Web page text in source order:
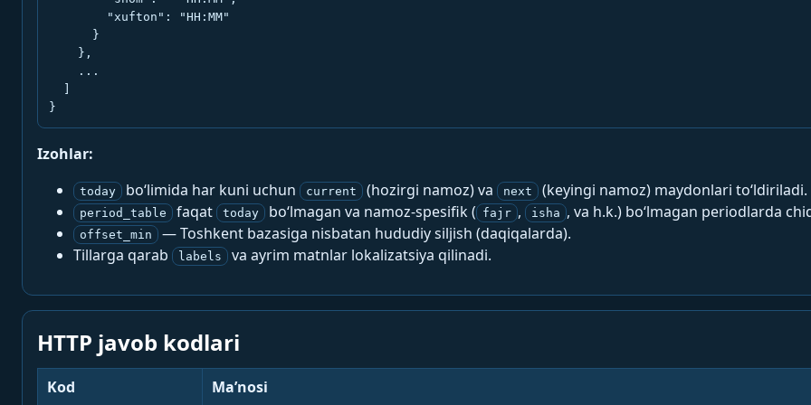
        "xufton": "HH:MM"
      }
    },
    ...
}
Izohlar:
today bo‘limida har kuni uchun current (hozirgi namoz) va next (keyingi namoz) maydonlari to‘ldiriladi.
period_table faqat today bo‘lmagan va namoz-spesifik ( fajr , isha , va h.k.) bo‘lmagan periodlarda
offset_min
— Toshkent bazasiga nisbatan hududiy siljish (daqiqalarda).
Tillarga qarab
labels va ayrim matnlar lokalizatsiya qilinadi.
HTTP javob kodlari
Kod Ma’nosi